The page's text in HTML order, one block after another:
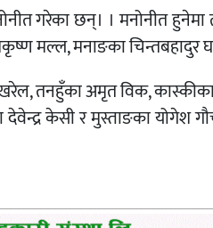
गरेका छन्। । मनोनीत हुनेमा
मल्ल, मनाङका चिन्तबहादुर
तनहुँका अमृत विक,
देवेन्द्र केसी र मुस्ताङका योगेश